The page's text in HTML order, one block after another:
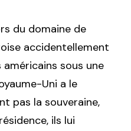
du domaine de
accidentellement
sous une
Uni a le
pas la souveraine,
ils lui